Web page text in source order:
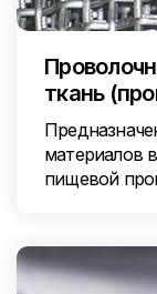
ткань
материалов
пищевой